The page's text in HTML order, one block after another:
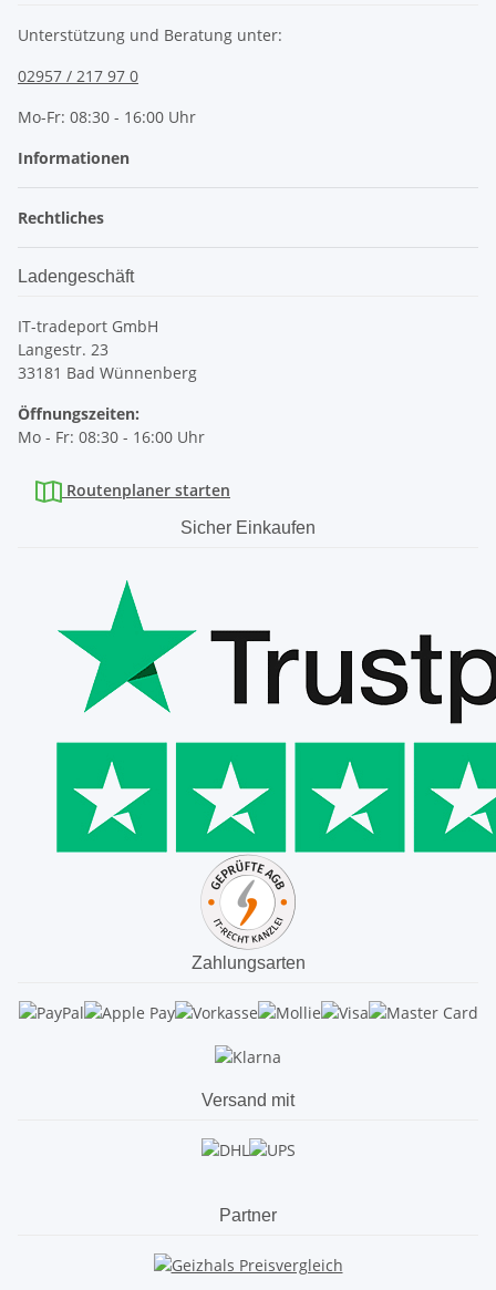
Unterstützung und Beratung unter:
02957 / 217 97 0
Mo-Fr: 08:30 - 16:00 Uhr
Informationen
Rechtliches
Ladengeschäft
IT-tradeport GmbH
Langestr. 23
33181 Bad Wünnenberg
Öffnungszeiten:
Mo - Fr: 08:30 - 16:00 Uhr
Routenplaner starten
Sicher Einkaufen
Zahlungsarten
Versand mit
Partner